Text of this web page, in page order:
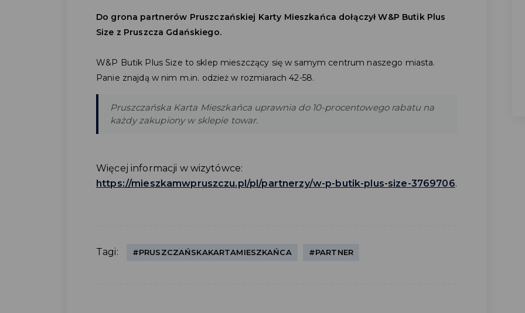
Do grona partnerów Pruszczańskiej Karty Mieszkańca dołączył W&P Butik Plus
Size z Pruszcza Gdańskiego.
W&P Butik Plus Size to sklep mieszczący się w samym centrum naszego miasta.
Panie znajdą w nim m.in. odzież w rozmiarach 42-58.
Pruszczańska Karta Mieszkańca uprawnia do 10-procentowego rabatu na
każdy zakupiony w sklepie towar.
Więcej informacji w wizytówce:
https://mieszkamwpruszczu.pl/pl/partnerzy/w-p-butik-plus-size-3769706.
Tagi: #PRUSZCZAŃSKAKARTAMIESZKAŃCA #PARTNER